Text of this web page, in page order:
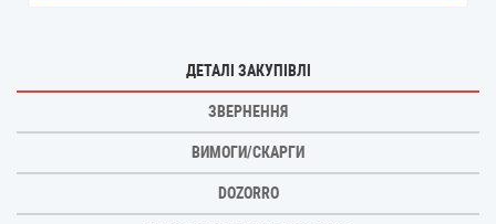
ДЕТАЛІ ЗАКУПІВЛІ
ЗВЕРНЕННЯ
ВИМОГИ/СКАРГИ
DOZORRO